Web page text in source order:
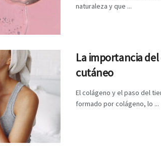
naturaleza y que ...
La importancia
cutáneo
El colágeno y el paso del
formado por colágeno, lo ...